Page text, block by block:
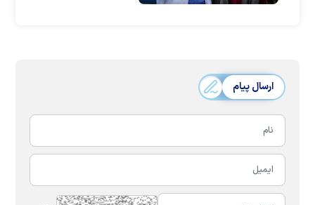
ارسال پیام